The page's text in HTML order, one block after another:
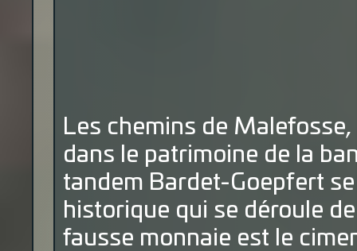
Les chemins de
dans le patrimoine de la
tandem Bardet-Goepfert
historique qui se déroule
fausse monnaie est le